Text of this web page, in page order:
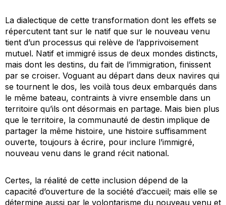
La dialectique de cette transformation dont les effets se
répercutent tant sur le natif que sur le nouveau venu
tient d’un processus qui relève de l’apprivoisement
mutuel. Natif et immigré issus de deux mondes distincts,
mais dont les destins, du fait de l’immigration, finissent
par se croiser. Voguant au départ dans deux navires qui
se tournent le dos, les voilà tous deux embarqués dans
le même bateau, contraints à vivre ensemble dans un
territoire qu’ils ont désormais en partage. Mais bien plus
que le territoire, la communauté de destin implique de
partager la même histoire, une histoire suffisamment
ouverte, toujours à écrire, pour inclure l’immigré,
nouveau venu dans le grand récit national.
Certes, la réalité de cette inclusion dépend de la
capacité d’ouverture de la société d’accueil; mais elle se
détermine aussi par le volontarisme du nouveau venu et